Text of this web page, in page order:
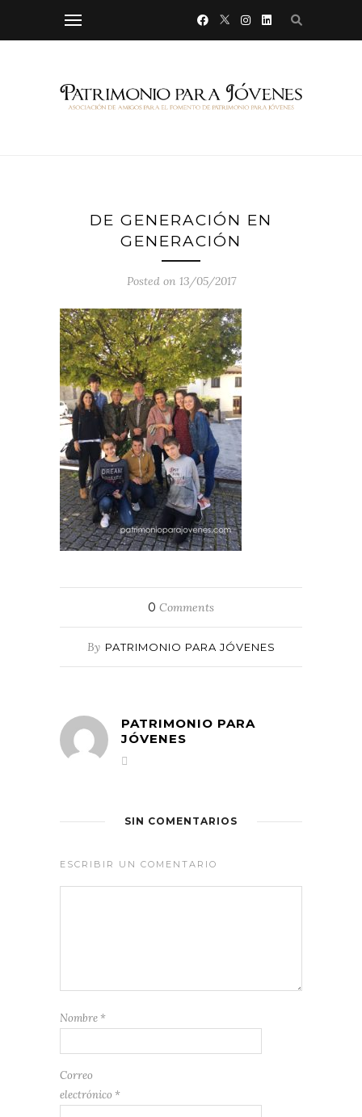
DE GENERACIÓN EN
GENERACIÓN
Posted on 13/05/2017
0 Comments
By PATRIMONIO PARA JÓVENES
PATRIMONIO PARA
JÓVENES
SIN COMENTARIOS
ESCRIBIR UN COMENTARIO
Nombre *
Correo
electrónico *